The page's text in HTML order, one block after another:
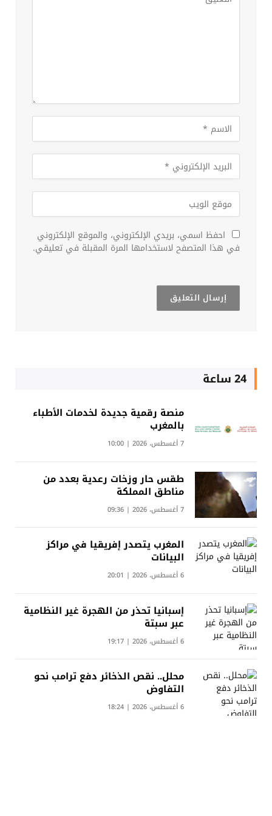
احفظ اسمي، بريدي الإلكتروني، والموقع الإلكتروني
في هذا المتصفح لاستخدامها المرة المقبلة في تعليقي.
24 ساعة
منصة رقمية جديدة لخدمات الأطباء
بالمغرب
7 أغسطس، 2026 | 10:00
طقس حار وزخات رعدية بعدد من
مناطق المملكة
7 أغسطس، 2026 | 09:36
المغرب يتصدر إفريقيا في مراكز
البيانات
6 أغسطس، 2026 | 20:01
إسبانيا تحذر من الهجرة غير النظامية
عبر سبتة
6 أغسطس، 2026 | 19:17
محلل.. نقص الذخائر دفع ترامب نحو
التفاوض
6 أغسطس، 2026 | 18:24